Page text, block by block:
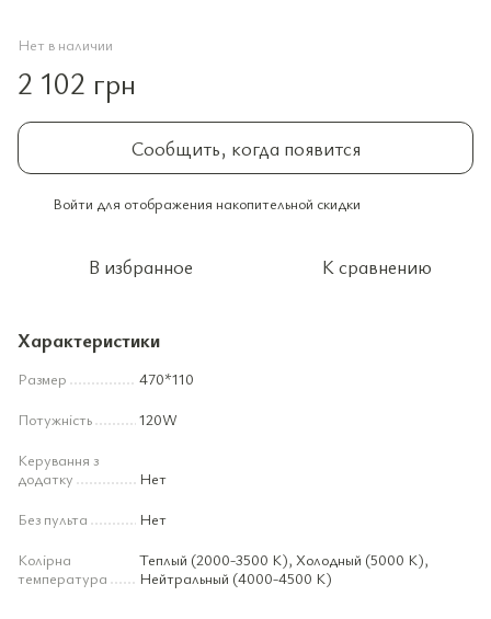
Нет в наличии
2 102 грн
Сообщить, когда появится
Войти для отображения накопительной скидки
В избранное К сравнению
Характеристики
Размер
470*110
Потужність
120W
Керування з
додатку
Нет
Без пульта
Нет
Колірна
температура
Теплый (2000-3500 К), Холодный (5000 К),
Нейтральный (4000-4500 К)